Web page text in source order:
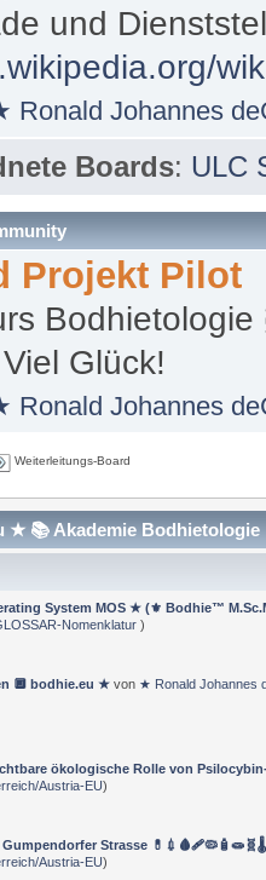
und
Ronald Johannes
Boards: ULC
Projekt Pilot
Glück!
Ronald Johannes
Weiterleitungs-Board
★ 📚 Akademie
System MOS ★ (⚜ Bodhie™
Nomenklatur)
🔲 bodhie.eu ★ von ★ Ronald Johannes
ökologische Rolle von
Austria-EU)
Strasse
Austria-EU)